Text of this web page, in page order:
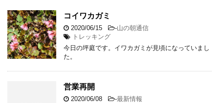
コイワカガミ
2020/06/15 -山の朝通信
トレッキング
今日の坪庭です。イワカガミが見頃になっていまし
た。
営業再開
2020/06/08 -最新情報